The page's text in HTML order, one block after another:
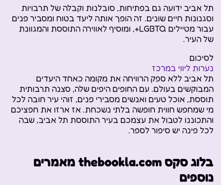
תל אביב ידועה גם בפתיחות, סובלנות וקבלה של תרבויות
וסגנונות חיים שונים. זה הופך אותה ליעד בטוח ומסביר פנים
עבור מטיילים LGBTQ+, ומוסיף לאווירה התוססת והמגוונת
של העיר.
לסיכום
נערות ליווי במרכז
תל אביב ללא ספק הרוויחה את מקומה כאחד היעדים
המבוקשים בעולם. עם החופים היפים שלה, סצנה תרבותית
תוססת, אוכל טעים ואנשים מסבירי פנים, זוהי עיר חובה לכל
מי שמחפש חווית חופשה בלתי נשכחת. אז ארזו את חפציכם
והתכוננו לטבול את עצמכם בעיר התוססת תל אביב, שבה
לכל פינה יש סיפור לספר.
בלוג סקס thebookla.com מאמרים
נוספים